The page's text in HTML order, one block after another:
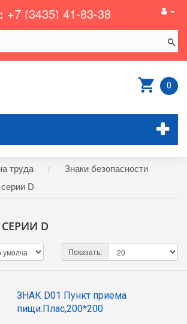
+7 (3435) 41-83-38
0
труда
Знаки безопасности
D
D
Показать:
ЗНАК D01 Пункт приема
пищи.Плас,200*200